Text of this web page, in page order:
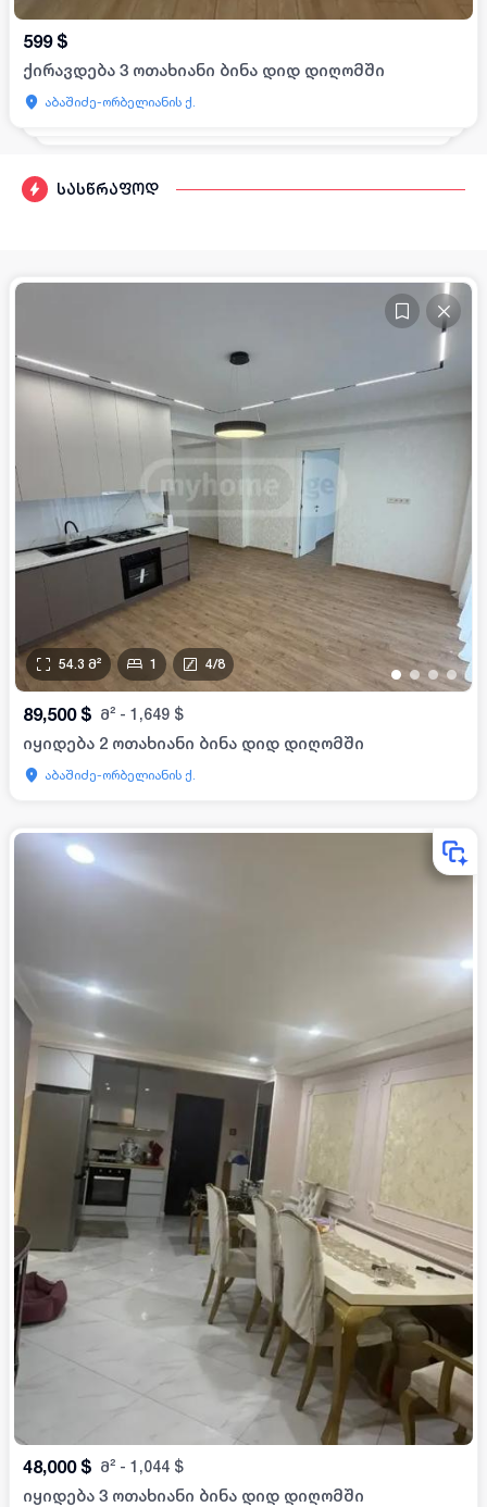
სასწრაფოდ
599 $
ქირავდება 3 ოთახიანი ბინა დიდ დიღომში
აბაშიძე-ორბელიანის ქ.
• •••
54.3 მ² 1 4/8
89,500 $ მ² - 1,649 $
იყიდება 2 ოთახიანი ბინა დიდ დიღომში
აბაშიძე-ორბელიანის ქ.
48,000 $ მ² - 1,044 $
იყიდება 3 ოთახიანი ბინა დიდ დიღომში